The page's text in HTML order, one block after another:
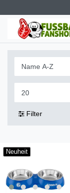
Filter
Neuheit